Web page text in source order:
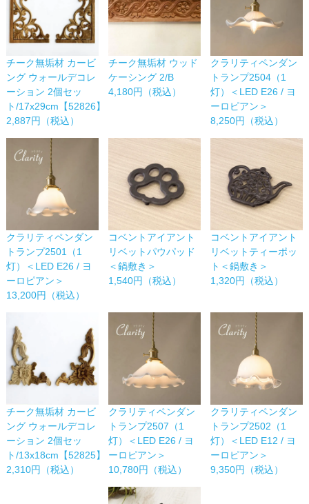
チーク無垢材 カービ
ング ウォールデコレ
ーション 2個セッ
ト/17x29cm【52826】
2,887円（税込）
チーク無垢材 ウッド
ケーシング 2/B
4,180円（税込）
クラリティペンダン
トランプ2504（1
灯）＜LED E26 / ヨ
ーロピアン＞
8,250円（税込）
クラリティペンダン
トランプ2501（1
灯）＜LED E26 / ヨ
ーロピアン＞
13,200円（税込）
コベントアイアント
リベットパウパッド
＜鍋敷き＞
1,540円（税込）
コベントアイアント
リベットティーポッ
ト＜鍋敷き＞
1,320円（税込）
チーク無垢材 カービ
ング ウォールデコレ
ーション 2個セッ
ト/13x18cm【52825】
2,310円（税込）
クラリティペンダン
トランプ2507（1
灯）＜LED E26 / ヨ
ーロピアン＞
10,780円（税込）
クラリティペンダン
トランプ2502（1
灯）＜LED E12 / ヨ
ーロピアン＞
9,350円（税込）